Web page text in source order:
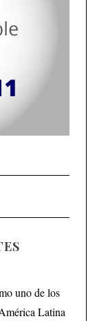
uno de los
Latina